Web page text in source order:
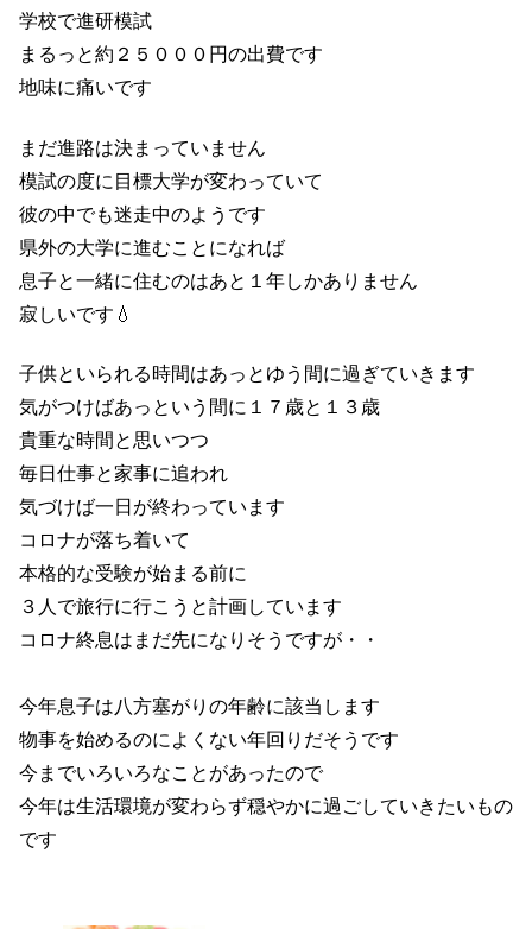
学校で進研模試
まるっと約２５０００円の出費です
地味に痛いです
まだ進路は決まっていません
模試の度に目標大学が変わっていて
彼の中でも迷走中のようです
県外の大学に進むことになれば
息子と一緒に住むのはあと１年しかありません
寂しいです💧
子供といられる時間はあっとゆう間に過ぎていきます
気がつけばあっという間に１７歳と１３歳
貴重な時間と思いつつ
毎日仕事と家事に追われ
気づけば一日が終わっています
コロナが落ち着いて
本格的な受験が始まる前に
３人で旅行に行こうと計画しています
コロナ終息はまだ先になりそうですが・・
今年息子は八方塞がりの年齢に該当します
物事を始めるのによくない年回りだそうです
今までいろいろなことがあったので
今年は生活環境が変わらず穏やかに過ごしていきたいもの
です